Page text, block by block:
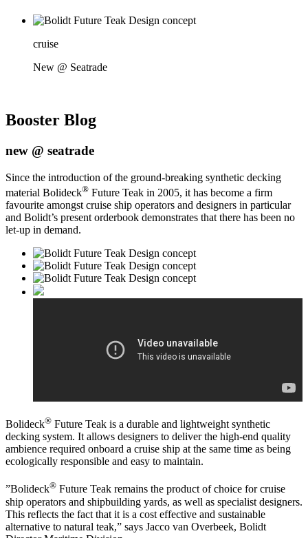
cruise
New @ Seatrade
Booster Blog
new @ seatrade
Since the introduction of the ground-breaking synthetic decking
material Bolideck® Future Teak in 2005, it has become a firm
favourite amongst cruise ship operators and designers in particular
and Bolidt’s present orderbook demonstrates that there has been no
let-up in demand.
Bolideck® Future Teak is a durable and lightweight synthetic
decking system. It allows designers to deliver the high-end quality
ambience required onboard a cruise ship at the same time as being
ecologically responsible and easy to maintain.
”Bolideck® Future Teak remains the product of choice for cruise
ship operators and shipbuilding yards, as well as specialist designers.
This reflects the fact that it is a cost effective and sustainable
alternative to natural teak,” says Jacco van Overbeek, Bolidt